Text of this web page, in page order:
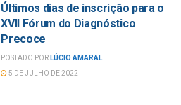
Últimos dias de inscrição para o
XVII Fórum do Diagnóstico
Precoce
POSTADO POR LÚCIO AMARAL
5 DE JULHO DE 2022